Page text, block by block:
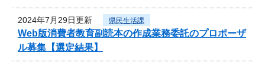
2024年7月29日更新 県民生活課
Web版消費者教育副読本の作成業務委託のプロポーザ
ル募集【選定結果】